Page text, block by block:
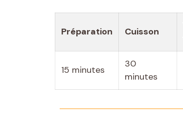
Préparation Cuisson
15 minutes
30
minutes